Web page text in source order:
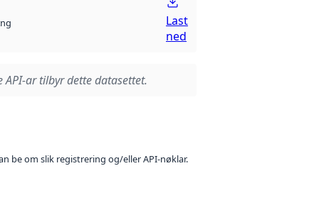
Last
ned
API-ar tilbyr dette datasettet.
be om slik registrering og/eller API-nøklar.